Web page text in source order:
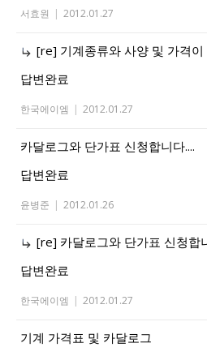
서효원 | 2012.01.27
[re] 기계종류와 사양 및 가격이
답변완료
한국에이엠 | 2012.01.27
카달로그와 단가표 신청합니다....
답변완료
윤병준 | 2012.01.26
[re] 카달로그와 단가표 신청합
답변완료
한국에이엠 | 2012.01.27
기계 가격표 및 카달로그